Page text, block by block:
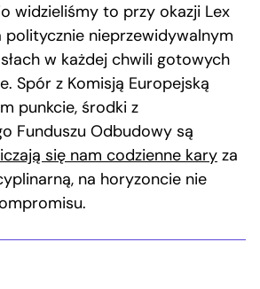
widzieliśmy to przy okazji Lex
politycznie nieprzewidywalnym
w każdej chwili gotowych
Spór z Komisją Europejską
punkcie, środki z
Funduszu Odbudowy są
się nam codzienne kary za
na horyzoncie nie